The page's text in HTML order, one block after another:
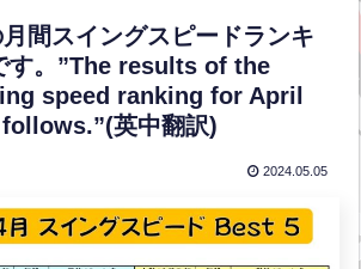
間スイングスピードランキ
す。”The results of the
speed ranking for April
英中翻訳)
2024.05.05